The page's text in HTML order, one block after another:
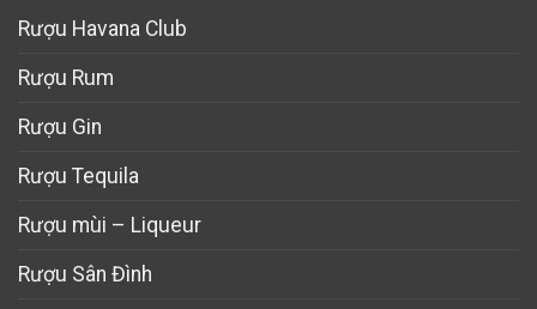
Rượu Havana Club
Rượu Rum
Rượu Gin
Rượu Tequila
Rượu mùi – Liqueur
Rượu Sân Đình